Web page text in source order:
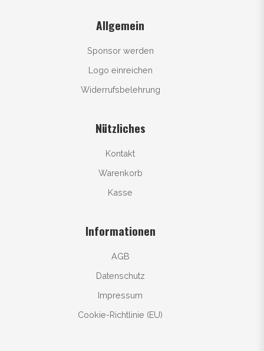
Allgemein
Sponsor werden
Logo einreichen
Widerrufsbelehrung
Nützliches
Kontakt
Warenkorb
Kasse
Informationen
AGB
Datenschutz
Impressum
Cookie-Richtlinie (EU)